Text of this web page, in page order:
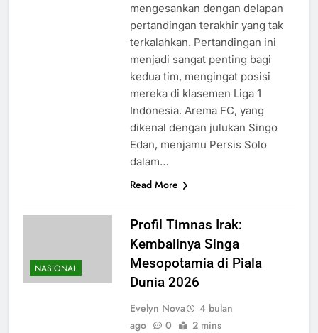
mengesankan dengan delapan
pertandingan terakhir yang tak
terkalahkan. Pertandingan ini
menjadi sangat penting bagi
kedua tim, mengingat posisi
mereka di klasemen Liga 1
Indonesia. Arema FC, yang
dikenal dengan julukan Singo
Edan, menjamu Persis Solo
dalam…
Read More
NASIONAL
Profil Timnas Irak:
Kembalinya Singa
Mesopotamia di Piala
Dunia 2026
Evelyn Nova
4 bulan
ago
0 2 mins